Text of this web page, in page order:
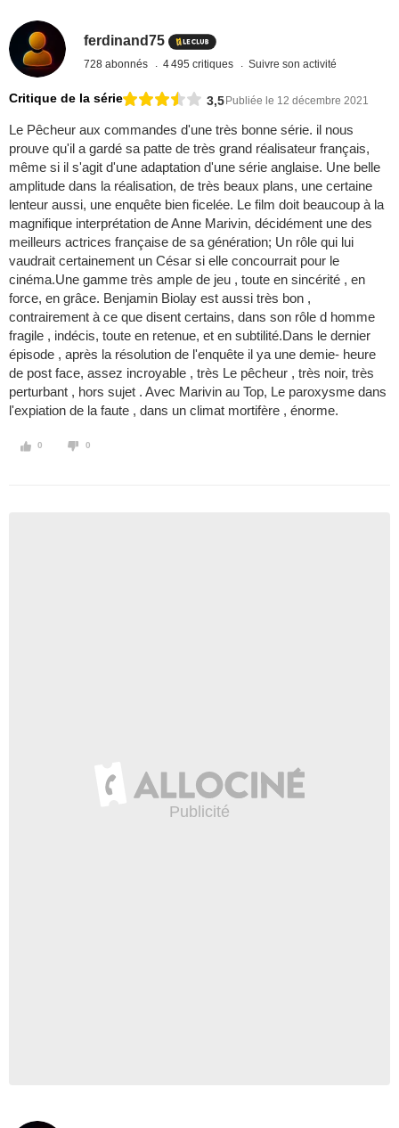
ferdinand75
728 abonnés 4 495 critiques Suivre son activité
Critique de la série 3,5Publiée le 12 décembre 2021
Le Pêcheur aux commandes d'une très bonne série. il nous
prouve qu'il a gardé sa patte de très grand réalisateur français,
même si il s'agit d'une adaptation d'une série anglaise. Une belle
amplitude dans la réalisation, de très beaux plans, une certaine
lenteur aussi, une enquête bien ficelée. Le film doit beaucoup à la
magnifique interprétation de Anne Marivin, décidément une des
meilleurs actrices française de sa génération; Un rôle qui lui
vaudrait certainement un César si elle concourrait pour le
cinéma.Une gamme très ample de jeu , toute en sincérité , en
force, en grâce. Benjamin Biolay est aussi très bon ,
contrairement à ce que disent certains, dans son rôle d homme
fragile , indécis, toute en retenue, et en subtilité.Dans le dernier
épisode , après la résolution de l'enquête il ya une demie- heure
de post face, assez incroyable , très Le pêcheur , très noir, très
perturbant , hors sujet . Avec Marivin au Top, Le paroxysme dans
l'expiation de la faute , dans un climat mortifère , énorme.
0 0